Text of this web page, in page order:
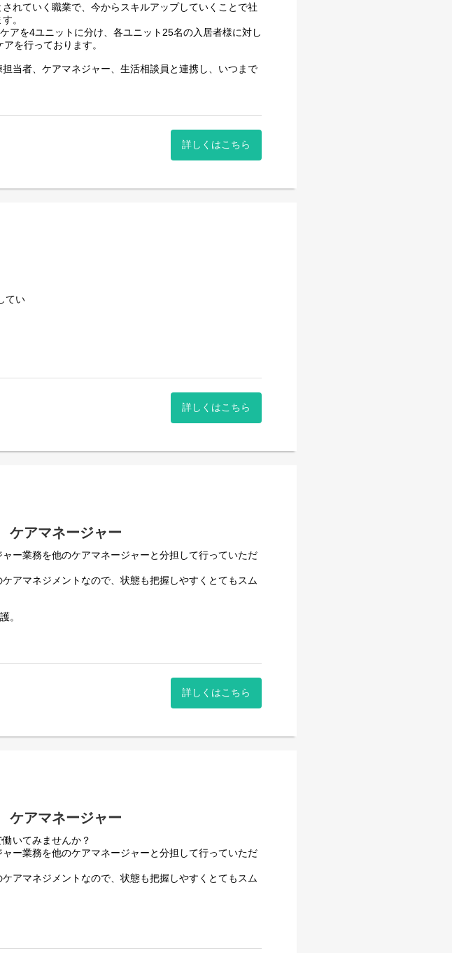
れていく職業で、今からスキルアップしていくことで社
。
アを4ユニットに分け、各ユニット25名の入居者様に対し
を行っております。
当者、ケアマネジャー、生活相談員と連携し、いつまで
きます。
な雰囲気なので、新人さんもすぐに馴染める職場です。
、真摯にケアできる方、一緒に、ご利用者様の笑顔あふ
けるよう、施設見学も随時行っております。
詳しくはこちら
てい
詳しくはこちら
アマネージャー
ー業務を他のケアマネージャーと分担して行っていただ
アマネジメントなので、状態も把握しやすくとてもスム
。
支援を基本として、ケアマネ業務を行っていただきま
ムな雰囲気なので、新人さんもすぐに馴染める職場です。
をいたしますので未経験の方も、しっかり知識や経験を
いておりますので、仕事もプライベートも充実して頂け
詳しくはこちら
アマネージャー
いてみませんか？
ー業務を他のケアマネージャーと分担して行っていただ
アマネジメントなので、状態も把握しやすくとてもスム
生活相談員と連携し、入居者様にいつまでもあんじゅう
支援を基本として、ケアマネ業務を行っていただきま